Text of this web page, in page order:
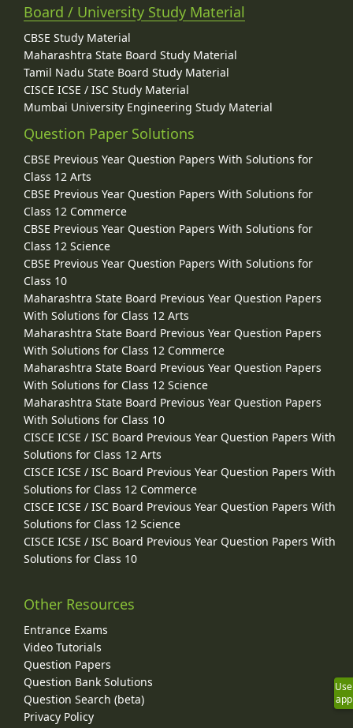
Board / University Study Material
CBSE Study Material
Maharashtra State Board Study Material
Tamil Nadu State Board Study Material
CISCE ICSE / ISC Study Material
Mumbai University Engineering Study Material
Question Paper Solutions
CBSE Previous Year Question Papers With Solutions for
Class 12 Arts
CBSE Previous Year Question Papers With Solutions for
Class 12 Commerce
CBSE Previous Year Question Papers With Solutions for
Class 12 Science
CBSE Previous Year Question Papers With Solutions for
Class 10
Maharashtra State Board Previous Year Question Papers
With Solutions for Class 12 Arts
Maharashtra State Board Previous Year Question Papers
With Solutions for Class 12 Commerce
Maharashtra State Board Previous Year Question Papers
With Solutions for Class 12 Science
Maharashtra State Board Previous Year Question Papers
With Solutions for Class 10
CISCE ICSE / ISC Board Previous Year Question Papers With
Solutions for Class 12 Arts
CISCE ICSE / ISC Board Previous Year Question Papers With
Solutions for Class 12 Commerce
CISCE ICSE / ISC Board Previous Year Question Papers With
Solutions for Class 12 Science
CISCE ICSE / ISC Board Previous Year Question Papers With
Solutions for Class 10
Other Resources
Entrance Exams
Video Tutorials
Question Papers
Question Bank Solutions
Question Search (beta)
Privacy Policy
Use
app